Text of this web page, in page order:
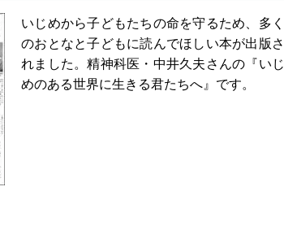
いじめから子どもたちの命を守るため、多く
のおとなと子どもに読んでほしい本が出版さ
れました。精神科医・中井久夫さんの『いじ
めのある世界に生きる君たちへ』です。